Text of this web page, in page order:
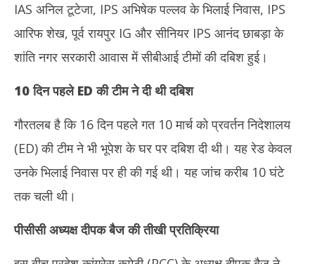
IAS अनिल टूटेजा, IPS अभिषेक पल्लव के भिलाई निवास, IPS
आरिफ शेख, पूर्व रायपुर IG और सीनियर IPS आनंद छाबड़ा के
शांति नगर सरकारी आवास में सीबीआई टीमों की दबिश हुई।
10 दिन पहले EDकी टीम ने दी थी दबिश
गौरतलब है कि 16 दिन पहले गत 10 मार्च को प्रवर्तन निदेशालय
(ED) की टीम ने भी भूपेश के घर पर दबिश दी थी। यह रेड केवल
उनके भिलाई निवास पर ही की गई थी। यह जांच करीब 10 घंटे
तक चली थी।
पीसीसी अध्यक्ष दीपक बैज की तीखी प्रतिक्रिया